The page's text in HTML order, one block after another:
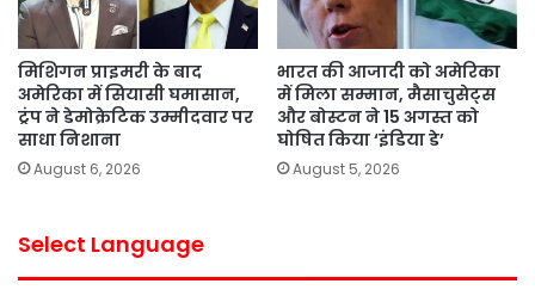
मिशिगन प्राइमरी के बाद
अमेरिका में सियासी घमासान,
ट्रंप ने डेमोक्रेटिक उम्मीदवार पर
साधा निशाना
August 6, 2026
भारत की आजादी को अमेरिका
में मिला सम्मान, मैसाचुसेट्स
और बोस्टन ने 15 अगस्त को
घोषित किया ‘इंडिया डे’
August 5, 2026
Select Language